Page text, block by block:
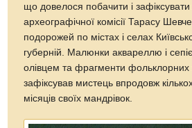
що довелося побачити і зафіксувати
археографічної комісії Тарасу
подорожей по містах і селах
губерній. Малюнки аквареллю і
олівцем та фрагменти фольклорних
зафіксував мистець впродовж
місяців своїх мандрівок.